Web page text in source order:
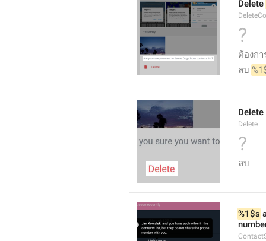
Delete
?
ต้องก
ลบ
Delete
Delete
?
ลบ
%1$s